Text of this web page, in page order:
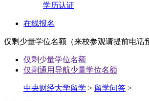
学历认证
在线报名
仅剩少量学位名额（来校参观请提前电话
仅剩少量学位名额
仅剩通用导航少量学位名额
中央财经大学留学 > 留学问答 >